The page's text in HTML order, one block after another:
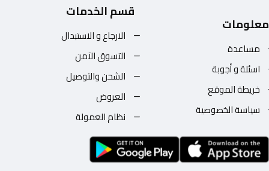
معلومات
مساعدة
اسئلة و أجوبة
خريطة الموقع
سياسة الخصوصية
قسم الخدمات
الارجاع و الاستبدال
التسوق الآمن
الشحن والتوصيل
العروض
نظام العمولة